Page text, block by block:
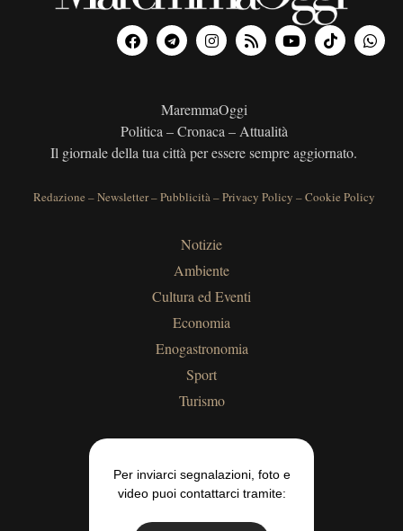
MaremmaOggi
Politica – Cronaca – Attualità
Il giornale della tua città per essere sempre aggiornato.
Redazione –Newsletter–Pubblicità–Privacy Policy –Cookie Policy
Notizie
Ambiente
Cultura ed Eventi
Economia
Enogastronomia
Sport
Turismo
Per inviarci segnalazioni, foto e
video puoi contattarci tramite: